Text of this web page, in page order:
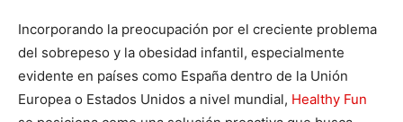
Incorporando la preocupación por el creciente problema
del sobrepeso y la obesidad infantil, especialmente
evidente en países como España dentro de la Unión
Europea o Estados Unidos a nivel mundial, Healthy Fun